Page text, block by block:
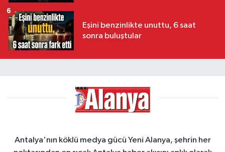
Eşini benzinlikte unuttu, 6 saat
sonra buluştular
6
Antalya'nın köklü medya gücü Yeni Alanya, şehrin her